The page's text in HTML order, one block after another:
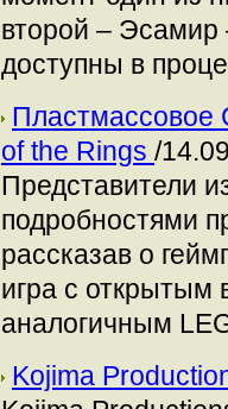
второй –
доступны в
Пластмассовое
of the Rings /
Представители
подробностями
рассказав о
игра с
аналогичным
Kojima